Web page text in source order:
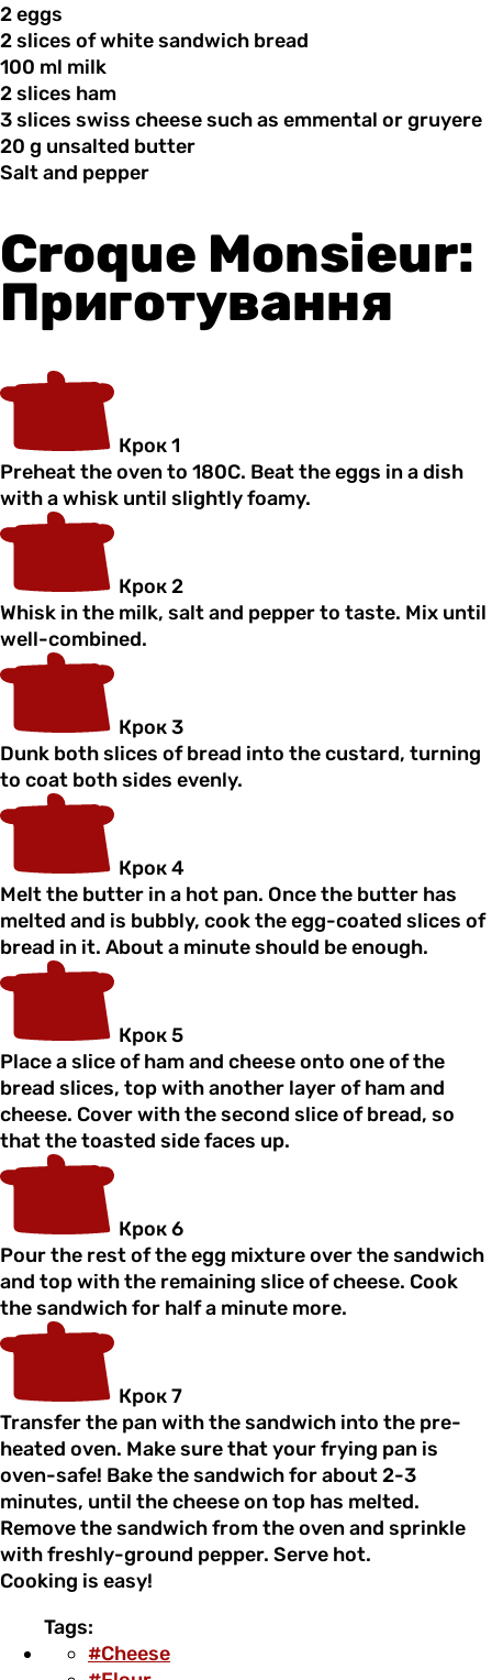
2 eggs
2 slices ofwhite sandwich bread
100 ml milk
2 slices ham
3 slices swiss cheese such as emmental or gruyere
20 g unsalted butter
Salt and pepper
Croque Monsieur:
Приготування
Крок 1
Preheat the oven to 180C. Beat the eggs in a dish
with a whisk until slightly foamy.
Крок 2
Whisk in the milk, salt and pepper to taste. Mix until
well-combined.
Крок 3
Dunk both slices of bread into the custard, turning
to coat both sides evenly.
Крок 4
Melt the butter in a hot pan. Once the butter has
melted and is bubbly, cook the egg-coated slices of
bread in it. About a minute should be enough.
Крок 5
Place a slice of ham and cheese onto one of the
bread slices, top with another layer of ham and
cheese. Cover with the second slice of bread, so
that the toasted side faces up.
Крок 6
Pour the rest of the egg mixture over the sandwich
and top with the remaining slice of cheese. Cook
the sandwich for half a minute more.
Крок 7
Transfer the pan with the sandwich into the pre-
heated oven. Make sure that your frying pan is
oven-safe! Bake the sandwich for about 2-3
minutes, until the cheese on top has melted.
Remove the sandwich from the oven and sprinkle
with freshly-ground pepper. Serve hot.
Cooking is easy!
Tags:
#Cheese